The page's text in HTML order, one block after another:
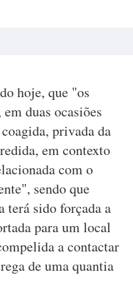
hoje, que "os
duas ocasiões
privada da
em contexto
com o
sendo que
terá sido forçada a
para um local
a contactar
de uma quantia